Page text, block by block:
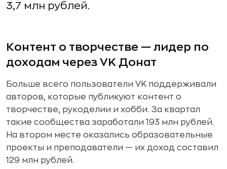
3,7 млн рублей.
Контент о творчестве — лидер по
доходам через VK Донат
Больше всего пользователи VK поддерживали
авторов, которые публикуют контент о
творчестве, рукоделии и хобби. За квартал
такие сообщества заработали 193 млн рублей.
На втором месте оказались образовательные
проекты и преподаватели — их доход составил
129 млн рублей.